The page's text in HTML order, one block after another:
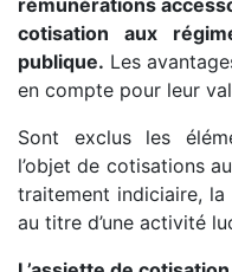
cotisation aux
publique. Les
en compte pour leur
Sont exclus les
l’objet de cotisations
traitement indiciaire, la
au titre d’une activité